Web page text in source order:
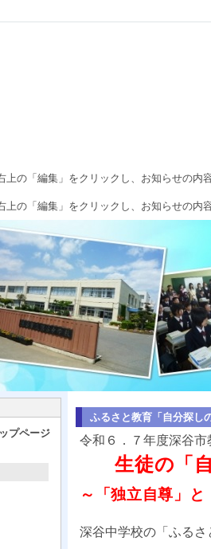
の「編集」をクリックし、お知らせの内
の「編集」をクリックし、お知らせの内
プページ
ふるさと教育「自分探し
令和６．７年度深谷市
生徒の「
～「独立自尊」
深谷中学校の「ふる